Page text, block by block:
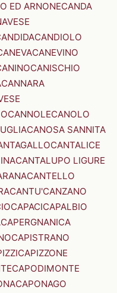
ED ARNONECANDA
CANDIOLO
CANEVINO
CANISCHIO
CANNARA
CANNOLECANOLO
CANOSA SANNITA
CANTALICE
CANTALUPO LIGURE
CANTELLO
CANTU'CANZANO
CAPACICAPALBIO
CAPERGNANICA
CAPISTRANO
CAPIZZONE
CAPODIMONTE
CAPONAGO